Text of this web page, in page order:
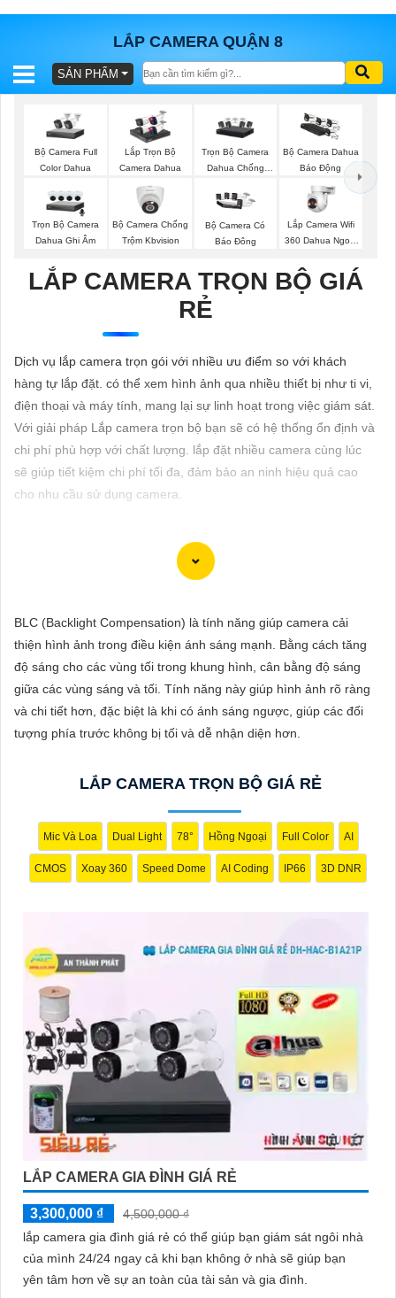
LẮP CAMERA QUẬN 8
BÁO
TRỌN
GÓI
SẢN
LẮP
ĐẶT
PHỤ
KIỆN
VẤN
DỊCH
VỤ
SẢN PHẨM
Bộ Camera Full
Color Dahua
Lắp Trọn Bộ
Camera Dahua
Trọn Bộ Camera
Dahua Chống
Bộ Camera Dahua
Báo Động
Trọn Bộ Camera
Dahua Ghi Âm
Bộ Camera Chống
Trộm Kbvision
Bộ Camera Có
Báo Đông
Lắp Camera Wifi
360 Dahua Ngoài
LẮP CAMERA TRỌN BỘ GIÁ
RẺ
Dịch vụ lắp camera trọn gói với nhiều ưu điểm so với khách
hàng tự lắp đặt. có thể xem hình ảnh qua nhiều thiết bị như ti vi,
điện thoại và máy tính, mang lại sự linh hoạt trong việc giám sát.
Với giải pháp Lắp camera trọn bộ bạn sẽ có hệ thống ổn định và
chi phí phù hợp với chất lượng. lắp đặt nhiều camera cùng lúc
sẽ giúp tiết kiệm chi phí tối đa, đảm bảo an ninh hiệu quả cao
cho nhu cầu sử dụng camera.
'
BLC (Backlight Compensation) là tính năng giúp camera cải
thiện hình ảnh trong điều kiện ánh sáng mạnh. Bằng cách tăng
độ sáng cho các vùng tối trong khung hình, cân bằng độ sáng
giữa các vùng sáng và tối. Tính năng này giúp hình ảnh rõ ràng
và chi tiết hơn, đặc biệt là khi có ánh sáng ngược, giúp các đối
tượng phía trước không bị tối và dễ nhận diện hơn.
LẮP CAMERA TRỌN BỘ GIÁ RẺ
Mic Và Loa Dual Light 78° Hồng Ngoại Full Color AI
CMOS Xoay 360 Speed Dome AI Coding IP66 3D DNR
LẮP CAMERA GIA ĐÌNH GIÁ RẺ
3,300,000 ₫
4,500,000 ₫
lắp camera gia đình giá rẻ có thể giúp bạn giám sát ngôi nhà
của mình 24/24 ngay cả khi bạn không ở nhà sẽ giúp bạn
yên tâm hơn về sự an toàn của tài sản và gia đình.